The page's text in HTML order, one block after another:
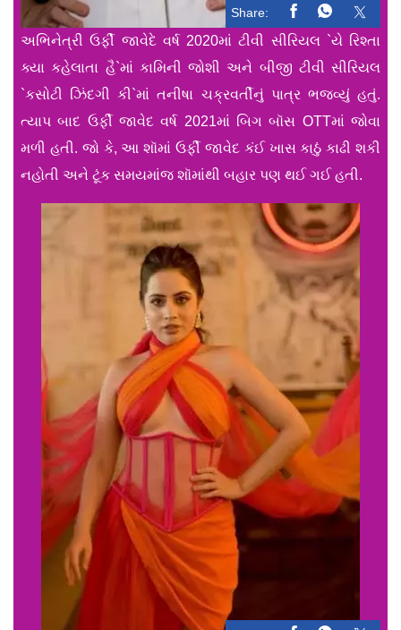
Share:
અભિનેત્રી ઉર્ફી જાવેદે વર્ષ 2020માં ટીવી સીરિયલ `યે રિશ્તા
ક્યા કહેલાતા હૈ`માં કામિની જોશી અને બીજી ટીવી સીરિયલ
`કસોટી ઝિંદગી કી`માં તનીષા ચક્રવર્તીનું પાત્ર ભજવ્યું હતું.
ત્યાપ બાદ ઉર્ફી જાવેદ વર્ષ 2021માં બિગ બૉસ OTTમાં જોવા
મળી હતી. જો કે, આ શૉમાં ઉર્ફી જાવેદ કંઈ ખાસ કાઠું કાઢી શકી
નહોતી અને ટૂંક સમયમાંજ શૉમાંથી બહાર પણ થઈ ગઈ હતી.